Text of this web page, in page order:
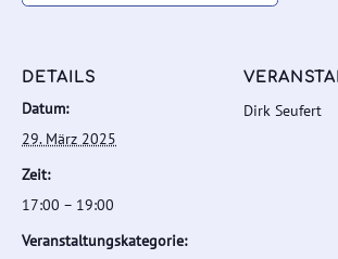
DETAILS
Datum:
29. März 2025
Zeit:
17:00 – 19:00
Veranstaltungskategorie:
Dirk Seufert